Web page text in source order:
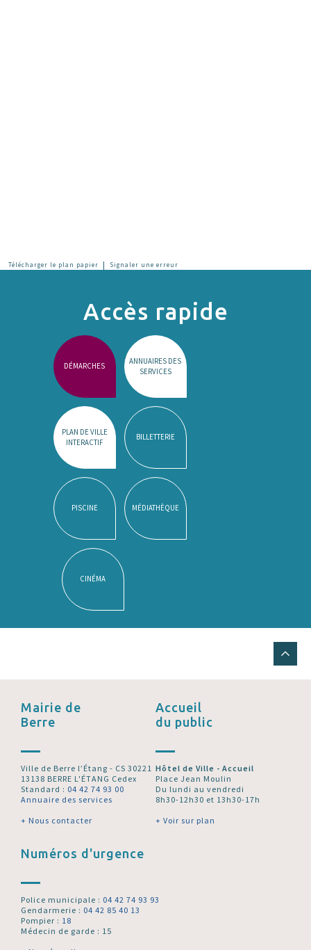
Télécharger le plan papier | Signaler une erreur
Accès rapide
DÉMARCHES
ANNUAIRES DES
SERVICES
PLAN DE VILLE
INTERACTIF
BILLETTERIE
PISCINE MÉDIATHÈQUE
CINÉMA
Mairie de
Berre
Ville de Berre l’Étang - CS 30221
13138 BERRE L'ÉTANG Cedex
Standard : 04 42 74 93 00
Annuaire des services
+ Nous contacter
Accueil
du public
Hôtel de Ville - Accueil
Place Jean Moulin
Du lundi au vendredi
8h30-12h30 et 13h30-17h
+ Voir sur plan
Numéros d'urgence
Police municipale : 04 42 74 93 93
Gendarmerie : 04 42 85 40 13
Pompier : 18
Médecin de garde : 15